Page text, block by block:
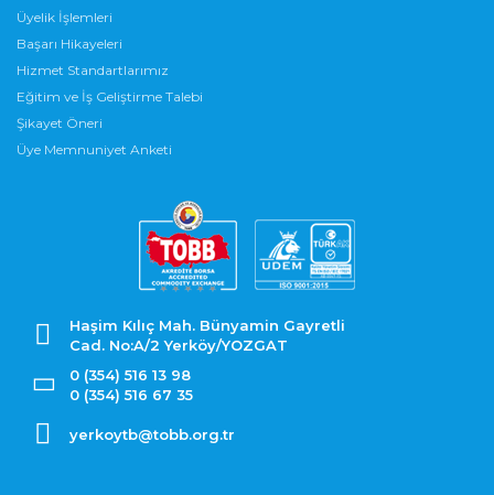
Üyelik İşlemleri
Başarı Hikayeleri
Hizmet Standartlarımız
Eğitim ve İş Geliştirme Talebi
Şikayet Öneri
Üye Memnuniyet Anketi
Haşim Kılıç Mah. Bünyamin Gayretli
Cad. No:A/2 Yerköy/YOZGAT
0 (354) 516 13 98
0 (354) 516 67 35
yerkoytb@tobb.org.tr